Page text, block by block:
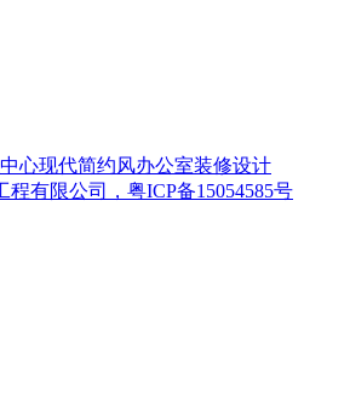
心现代简约风办公室装修设计
有限公司，粤ICP备15054585号